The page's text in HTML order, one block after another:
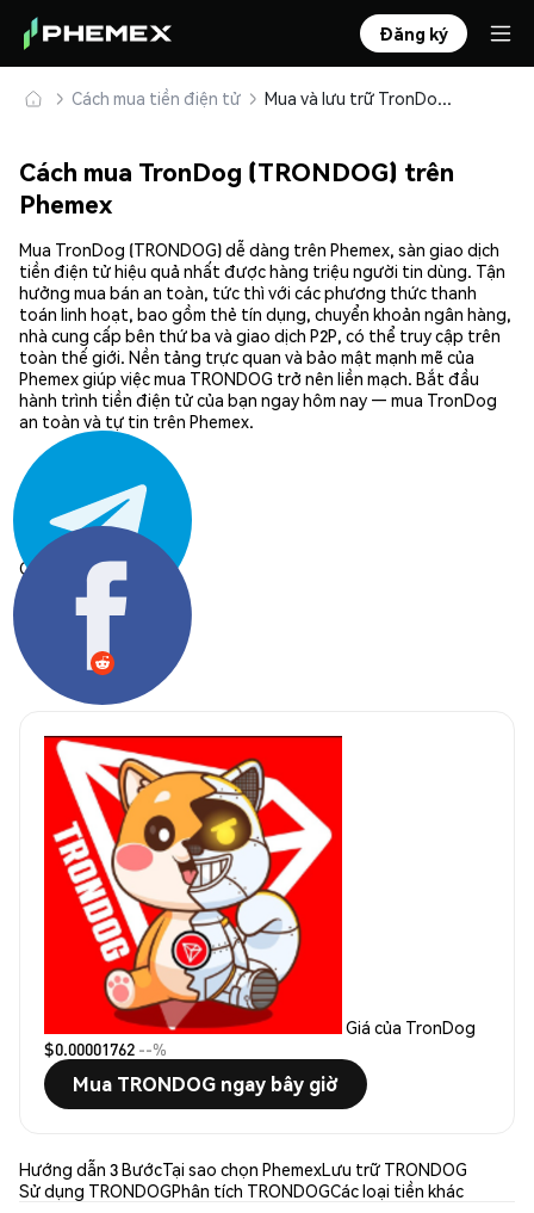
Đăng ký
Cách mua tiền điện tử Mua và lưu trữ TronDog (TRONDOG) an toàn
Cách mua TronDog (TRONDOG) trên
Phemex
Mua TronDog (TRONDOG) dễ dàng trên Phemex, sàn giao dịch
tiền điện tử hiệu quả nhất được hàng triệu người tin dùng. Tận
hưởng mua bán an toàn, tức thì với các phương thức thanh
toán linh hoạt, bao gồm thẻ tín dụng, chuyển khoản ngân hàng,
nhà cung cấp bên thứ ba và giao dịch P2P, có thể truy cập trên
toàn thế giới. Nền tảng trực quan và bảo mật mạnh mẽ của
Phemex giúp việc mua TRONDOG trở nên liền mạch. Bắt đầu
hành trình tiền điện tử của bạn ngay hôm nay — mua TronDog
an toàn và tự tin trên Phemex.
Chia sẻ:
Giá của TronDog
$0.00001762 --%
Mua TRONDOG ngay bây giờ
Hướng dẫn 3 BướcTại sao chọn PhemexLưu trữ TRONDOG
Sử dụng TRONDOGPhân tích TRONDOGCác loại tiền khác